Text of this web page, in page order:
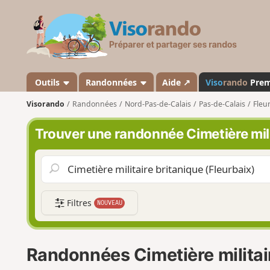
s
a
n
d
o
Outils Randonnées Aide ↗ Visorando
Visorando Randonnées Nord-Pas-de-Calais Pas-de-Calais
Trouver une randonnée Cimetière
Filtres NOUVEAU
Randonnées Cimetière